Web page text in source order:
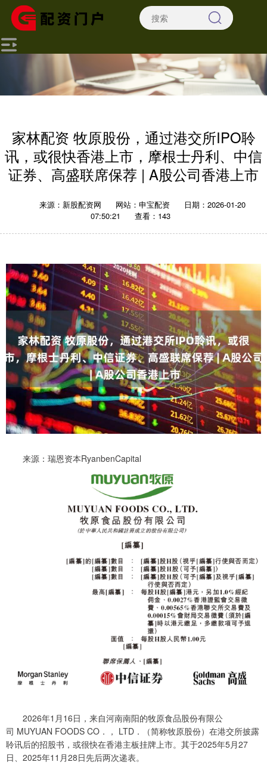
家林配资 牧原股份，通过港交所IPO聆
讯，或很快香港上市，摩根士丹利、中信
证券、高盛联席保荐 | A股公司香港上市
来源：新股配资网 网站：申宝配资
日期：2026-01-20
07:50:21
查看：143
来源：瑞恩资本RyanbenCapital
2026年1月16日，来自河南南阳的牧原食品股份有限公
司 MUYUAN FOODS CO．， LTD．（简称牧原股份）在港交所披露
聆讯后的招股书，或很快在香港主板挂牌上市。其于2025年5月27
日、2025年11月28日先后两次递表。